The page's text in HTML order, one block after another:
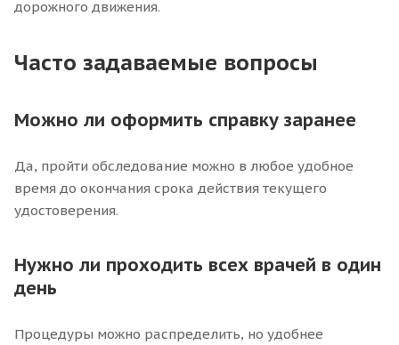
дорожного движения.
Часто задаваемые вопросы
Можно ли оформить справку заранее
Да, пройти обследование можно в любое удобное
время до окончания срока действия текущего
удостоверения.
Нужно ли проходить всех врачей в один
день
Процедуры можно распределить, но удобнее